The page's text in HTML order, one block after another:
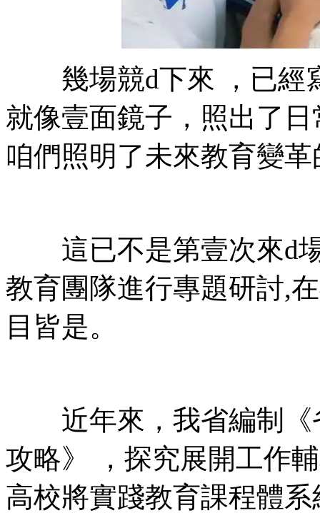
幾場競d下來 ，已經
就像壹面鏡子，照出
咱們照明了未來教育變革
這已不是第壹次來d場
教育團隊進行專題研討,
目皆是。
近年來，我省編制
攻略》 ，探究展開工
高校將實踐教育課程體系